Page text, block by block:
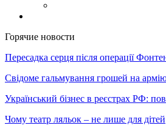
Горячие новости
Пересадка серця після операції
Свідоме гальмування грошей на
Український бізнес в реєстрах РФ:
Чому театр ляльок – не лише для дітей